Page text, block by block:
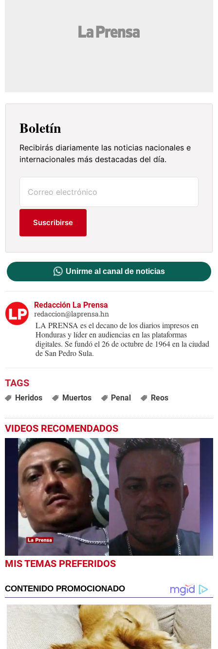
Boletín
Recibirás diariamente las noticias nacionales e
internacionales más destacadas del día.
Suscribirse
Unirme al canal de noticias
Redacción La Prensa
redaccion@laprensa.hn
LA PRENSA es el decano de los diarios impresos en
Honduras y líder en audiencias en las plataformas
digitales. Se fundó el 26 de octubre de 1964 en la ciudad
de San Pedro Sula.
Heridos Muertos Penal Reos
VIDEOS RECOMENDADOS
0
seconds
seconds
MIS TEMAS PREFERIDOS